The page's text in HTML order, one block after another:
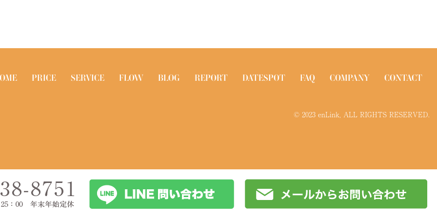
PRICE SERVICE FLOW BLOG REPORT DATESPOT FAQ COMPANY CONTACT
© 2023 enLink, ALL RIGHTS RESERVED.